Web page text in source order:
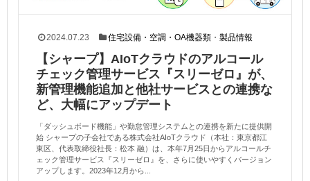
2024.07.23 住宅設備・空調・OA機器類 ・製品情報
【シャープ】AIoTクラウドのアルコール
チェック管理サービス『スリーゼロ』が、
新管理機能追加と他社サービスとの連携な
ど、大幅にアップデート
「ダッシュボード機能」や勤怠管理システムとの連携を新たに提供開
始 シャープの子会社である株式会社AIoTクラウド（本社：東京都江
東区、代表取締役社長：松本 融）は、本年7月25日からアルコールチ
ェック管理サービス『スリーゼロ』を、さらに使いやすくバージョン
アップします。2023年12月から...